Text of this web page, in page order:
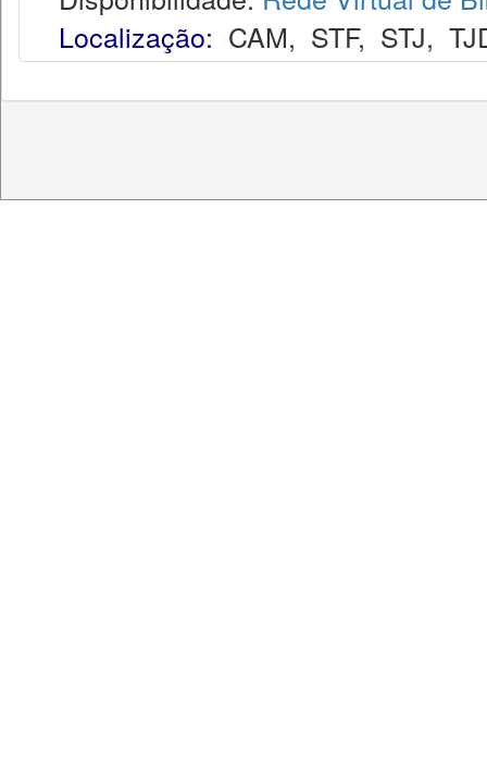
Localização: CAM, STF, STJ,